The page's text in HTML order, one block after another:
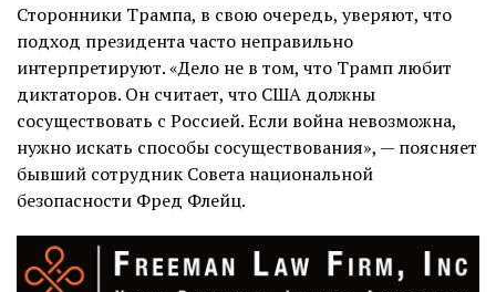
Сторонники Трампа, в свою очередь, уверяют, что
подход президента часто неправильно
интерпретируют. «Дело не в том, что Трамп любит
диктаторов. Он считает, что США должны
сосуществовать с Россией. Если война невозможна,
нужно искать способы сосуществования», — поясняет
бывший сотрудник Совета национальной
безопасности Фред Флейц.